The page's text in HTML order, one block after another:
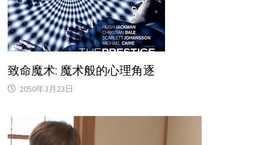
致命魔术: 魔术般的心理角逐
2050年3月23日